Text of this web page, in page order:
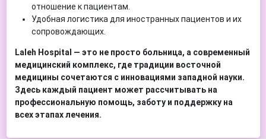
отношение к пациентам.
Удобная логистика для иностранных пациентов и их
сопровождающих.
Laleh Hospital — это не просто больница, а современный
медицинский комплекс, где традиции восточной
медицины сочетаются с инновациями западной науки.
Здесь каждый пациент может рассчитывать на
профессиональную помощь, заботу и поддержку на
всех этапах лечения.